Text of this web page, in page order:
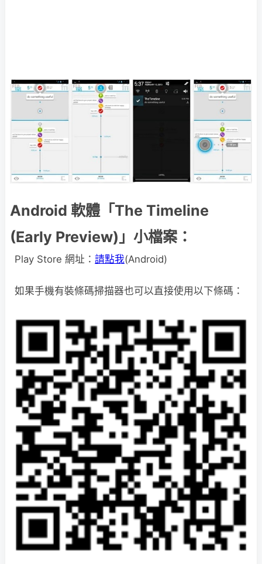
Android 軟體「The Timeline
(Early Preview)」小檔案：
Play Store 網址： 請點我(Android)
如果手機有裝條碼掃描器也可以直接使用以下條碼：